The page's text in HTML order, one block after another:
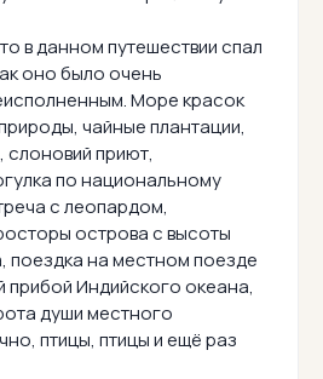
в данном путешествии спал
оно было очень
Море красок
чайные плантации,
слоновий приют,
по национальному
с леопардом,
острова с высоты
поездка на местном поезде
прибой Индийского океана,
души местного
птицы, птицы и ещё раз